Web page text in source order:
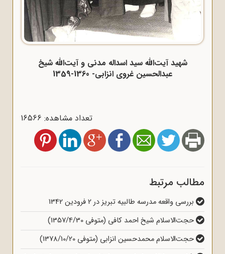
شهید آیت‌الله سید اسداله مدنی و آیت‌الله شیخ
عبدالحسین غروی انزابی- 1360-1359
تعداد مشاهده: 16566
مطالب مرتبط
بررسی واقعه مدرسه طالبیه تبریز در 2 فرودین 1342
حجت‌الاسلام شیخ احمد کافی (متوفی 1357/4/30)
حجت‌الاسلام محمدحسین انزابی (متوفی 1378/10/20)